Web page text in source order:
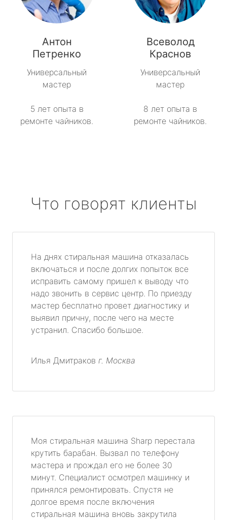
Антон
Петренко
Универсальный
мастер
5 лет опыта в
ремонте чайников.
Всеволод
Краснов
Универсальный
мастер
8 лет опыта в
ремонте чайников.
Что говорят клиенты
На днях стиральная машина отказалась
включаться и после долгих попыток все
исправить самому пришел к выводу что
надо звонить в сервис центр. По приезду
мастер бесплатно провет диагностику и
выявил причну, после чего на месте
устранил. Спасибо большое.
Илья Дмитраков г. Москва
Моя стиральная машина Sharp перестала
крутить барабан. Вызвал по телефону
мастера и прождал его не более 30
минут. Специалист осмотрел машинку и
принялся ремонтировать. Спустя не
долгое время после включения
стиральная машина вновь закрутила